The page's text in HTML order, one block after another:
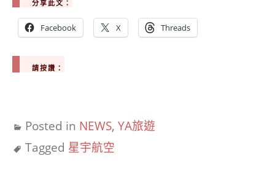
分享此文：
Facebook X Threads
請按讚：
Posted in NEWS, YA旅遊
Tagged 星宇航空